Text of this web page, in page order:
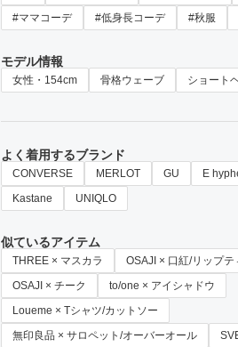
#ママコーデ
#低身長コーデ #秋服
モデル情報
女性・154cm 骨格ウェーブ ショート
よく着用するブランド
CONVERSE MERLOT GU
E
Kastane
UNIQLO
似ているアイテム
THREE × マスカラ
OSAJI × 口紅/リップテ
OSAJI × チーク
to/one × アイシャドウ
Loueme × Tシャツ/カットソー
無印良品 × サロペット/オーバーオール